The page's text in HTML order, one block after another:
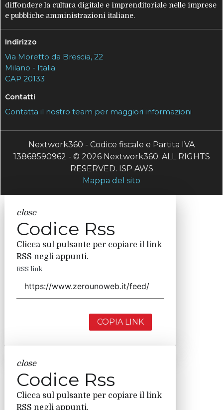
diffondere la cultura digitale e imprenditoriale nelle imprese
e pubbliche amministrazioni italiane.
Indirizzo
Via Moretto da Brescia, 22
Milano - Italia
CAP 20133
Contatti
Contatta il nostro team per maggiori informazioni
Nextwork360 - Codice fiscale e Partita IVA
13868590962 - © 2026 Nextwork360. ALL RIGHTS
RESERVED. ISP AWS
Mappa del sito
close
Codice Rss
Clicca sul pulsante per copiare il link
RSS negli appunti.
RSS link
COPIA LINK
close
Codice Rss
Clicca sul pulsante per copiare il link
RSS negli appunti.